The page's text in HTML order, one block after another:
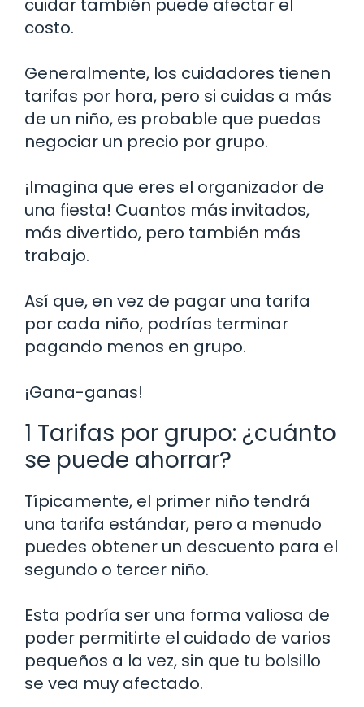
cuidar también puede afectar el
costo.
Generalmente, los cuidadores tienen
tarifas por hora, pero si cuidas a más
de un niño, es probable que puedas
negociar un precio por grupo.
¡Imagina que eres el organizador de
una fiesta! Cuantos más invitados,
más divertido, pero también más
trabajo.
Así que, en vez de pagar una tarifa
por cada niño, podrías terminar
pagando menos en grupo.
¡Gana-ganas!
1 Tarifas por grupo: ¿cuánto
se puede ahorrar?
Típicamente, el primer niño tendrá
una tarifa estándar, pero a menudo
puedes obtener un descuento para el
segundo o tercer niño.
Esta podría ser una forma valiosa de
poder permitirte el cuidado de varios
pequeños a la vez, sin que tu bolsillo
se vea muy afectado.